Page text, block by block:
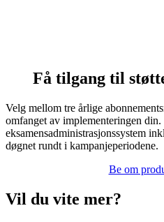
Få tilgang til
Velg mellom tre årlige
omfanget av implementeringen
eksamensadministrasjonssystem
døgnet rundt i kampanjeperiodene.
Be om
Vil du vite mer?